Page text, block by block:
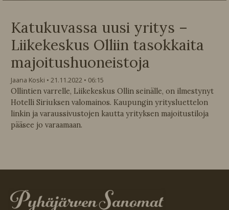
Katukuvassa uusi yritys –
Liikekeskus Olliin tasokkaita
majoitushuoneistoja
Jaana Koski 21.11.2022
06:15
Ollintien varrelle, Liikekeskus Ollin seinälle, on ilmestynyt
Hotelli Siriuksen valomainos. Kaupungin yritysluettelon
linkin ja varaussivustojen kautta yrityksen majoitustiloja
pääsee jo varaamaan.